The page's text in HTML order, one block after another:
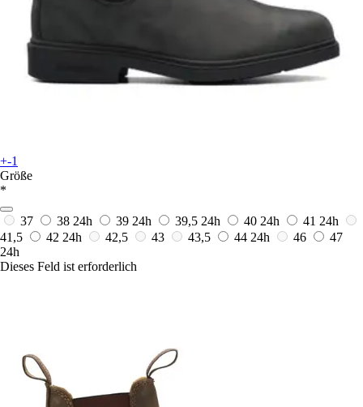
+-1
Größe
*
37 38 24h 39 24h 39,5 24h 40 24h 41 24h
41,5
42 24h 42,5 43 43,5 44 24h 46
47
24h
Dieses Feld ist erforderlich